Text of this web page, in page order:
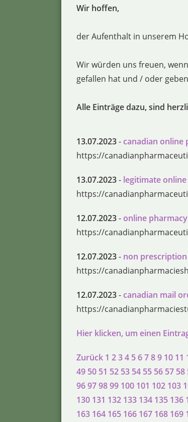
Wir hoffen,
der Aufenthalt in unserem
Wir würden uns freuen,
gefallen hat und / oder
Alle Einträge dazu, sind
13.07.2023-canadian online
https://
13.07.2023- legitimate
https://
12.07.2023-online
https://
12.07.2023- non
https://
12.07.2023-canadian mail
https://
Hier klicken, um einen
Zurück 1 234 56789 10 11
49 50 51 52 53 54 55 56 57 58
96979899 100 101 102 103
130 131 132 133 134 135 136
163 164 165 166 167 168 169